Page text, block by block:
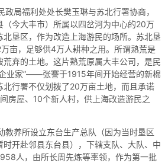
局福利处处长樊玉琳与苏北行署协商，
今大丰市）所属以四岔河为中心的20万
垦区，作为改造上海游民的场所。苏北垦
亩，足够供4万人耕种之用。所谓熟荒是
弃的土地。这片熟荒原属大丰公司，是民
业家”——张謇于1915年间开始经营的新棉
北行署不仅划拨了20万亩土地，而且承诺
房屋、10个新人村，供上海改造游民之
养所设立东台生产总队（因为当时垦区
开赴邻县东台县），下辖支队、大队、中
人，由所长周先炼等率领，作为第一批